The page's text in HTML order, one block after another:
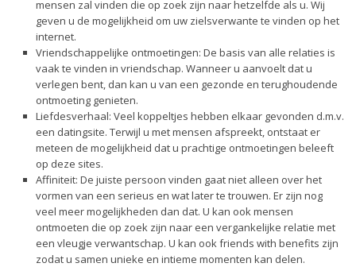
mensen zal vinden die op zoek zijn naar hetzelfde als u. Wij
geven u de mogelijkheid om uw zielsverwante te vinden op het
internet.
Vriendschappelijke ontmoetingen: De basis van alle relaties is
vaak te vinden in vriendschap. Wanneer u aanvoelt dat u
verlegen bent, dan kan u van een gezonde en terughoudende
ontmoeting genieten.
Liefdesverhaal: Veel koppeltjes hebben elkaar gevonden d.m.v.
een datingsite. Terwijl u met mensen afspreekt, ontstaat er
meteen de mogelijkheid dat u prachtige ontmoetingen beleeft
op deze sites.
Affiniteit: De juiste persoon vinden gaat niet alleen over het
vormen van een serieus en wat later te trouwen. Er zijn nog
veel meer mogelijkheden dan dat. U kan ook mensen
ontmoeten die op zoek zijn naar een vergankelijke relatie met
een vleugje verwantschap. U kan ook friends with benefits zijn
zodat u samen unieke en intieme momenten kan delen.